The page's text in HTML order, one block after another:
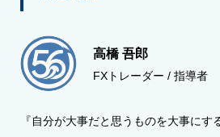
高橋 吾郎
FXトレーダー / 指導者
『自分が大事だと思うものを大事に